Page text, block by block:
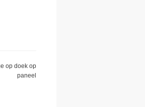
op doek op
paneel